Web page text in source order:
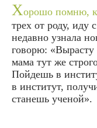
Хорошо помню,
трех от роду, иду
недавно узнала
говорю: «Вырасту
мама тут же
Пойдешь в
в институт,
станешь ученой».